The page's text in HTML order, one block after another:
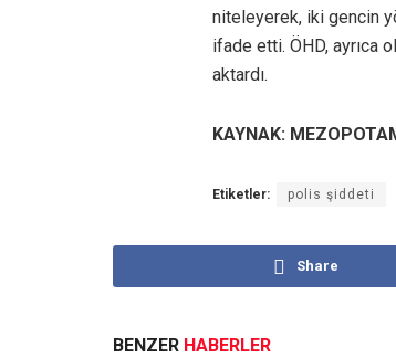
niteleyerek, iki gencin
ifade etti. ÖHD, ayrıca
aktardı.
KAYNAK:
Etiketler: polis şiddeti
Share
BENZER HABERLER